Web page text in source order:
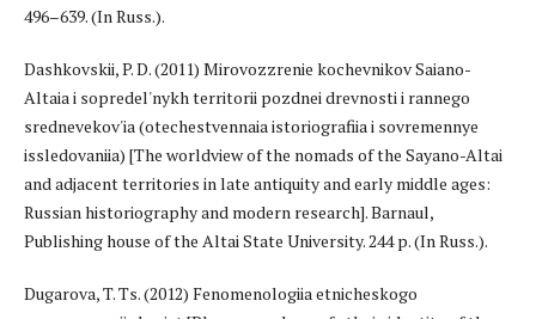
496–639. (In Russ.).
Dashkovskii, P. D. (2011) Mirovozzrenie kochevnikov Saiano-
Altaia i sopredel'nykh territorii pozdnei drevnosti i rannego
srednevekov'ia (otechestvennaia istoriografiia i sovremennye
issledovaniia) [The worldview of the nomads of the Sayano-Altai
and adjacent territories in late antiquity and early middle ages:
Russian historiography and modern research]. Barnaul,
Publishing house of the Altai State University. 244 p. (In Russ.).
Dugarova, T. Ts. (2012) Fenomenologiia etnicheskogo